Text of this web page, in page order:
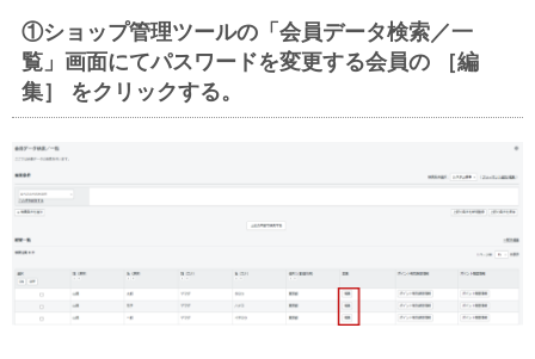
①ショップ管理ツールの「会員データ検索／一
覧」画面にてパスワードを変更する会員の ［編
集］ をクリックする。